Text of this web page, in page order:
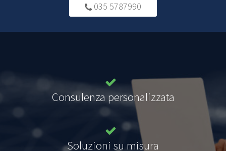
035 5787990
Consulenza personalizzata
Soluzioni su misura